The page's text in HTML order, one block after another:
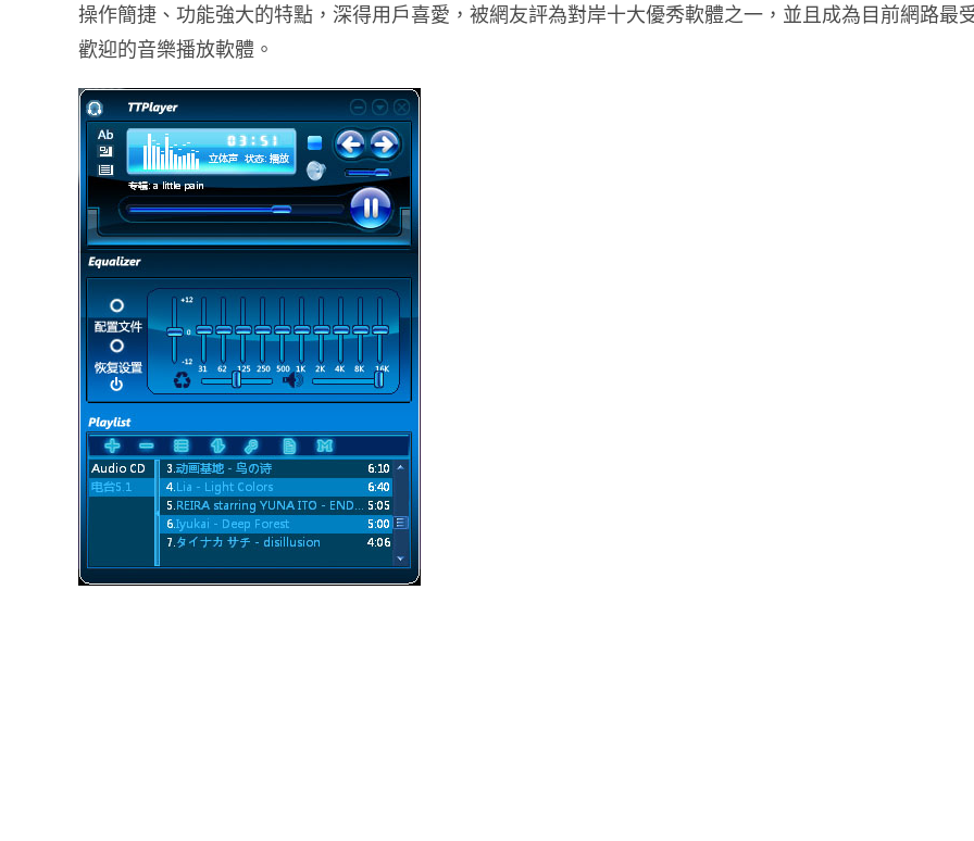
操作簡捷、功能強大的特點，深得用戶喜愛，被網友評為對岸十大優秀軟體之一，並且成為目前網路最
歡迎的音樂播放軟體。